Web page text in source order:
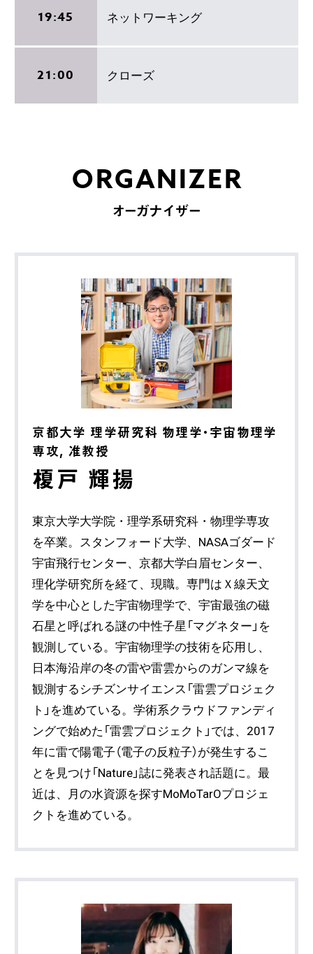
19:45 ネットワーキング
21:00 クローズ
ORGANIZER
オーガナイザー
京都大学 理学研究科 物理学・宇宙物理学
専攻, 准教授
榎戸 輝揚
東京大学大学院・理学系研究科・物理学専攻
を卒業。スタンフォード大学、NASAゴダード
宇宙飛行センター、京都大学白眉センター、
理化学研究所を経て、現職。専門はＸ線天文
学を中心とした宇宙物理学で、宇宙最強の磁
石星と呼ばれる謎の中性子星「マグネター」を
観測している。宇宙物理学の技術を応用し、
日本海沿岸の冬の雷や雷雲からのガンマ線を
観測するシチズンサイエンス「雷雲プロジェク
ト」を進めている。学術系クラウドファンディ
ングで始めた「雷雲プロジェクト」では、2017
年に雷で陽電子（電子の反粒子）が発生するこ
とを見つけ「Nature」誌に発表され話題に。最
近は、月の水資源を探すMoMoTarOプロジェ
クトを進めている。